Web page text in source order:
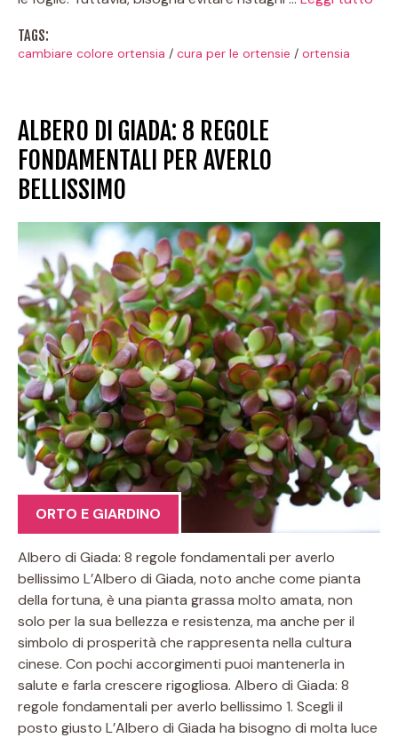
TAGS:
cambiare colore ortensia / cura per le ortensie / ortensia
ALBERO DI GIADA: 8 REGOLE
FONDAMENTALI PER AVERLO
BELLISSIMO
ORTO E GIARDINO
Albero di Giada: 8 regole fondamentali per averlo
bellissimo L’Albero di Giada, noto anche come pianta
della fortuna, è una pianta grassa molto amata, non
solo per la sua bellezza e resistenza, ma anche per il
simbolo di prosperità che rappresenta nella cultura
cinese. Con pochi accorgimenti puoi mantenerla in
salute e farla crescere rigogliosa. Albero di Giada: 8
regole fondamentali per averlo bellissimo 1. Scegli il
posto giusto L’Albero di Giada ha bisogno di molta luce